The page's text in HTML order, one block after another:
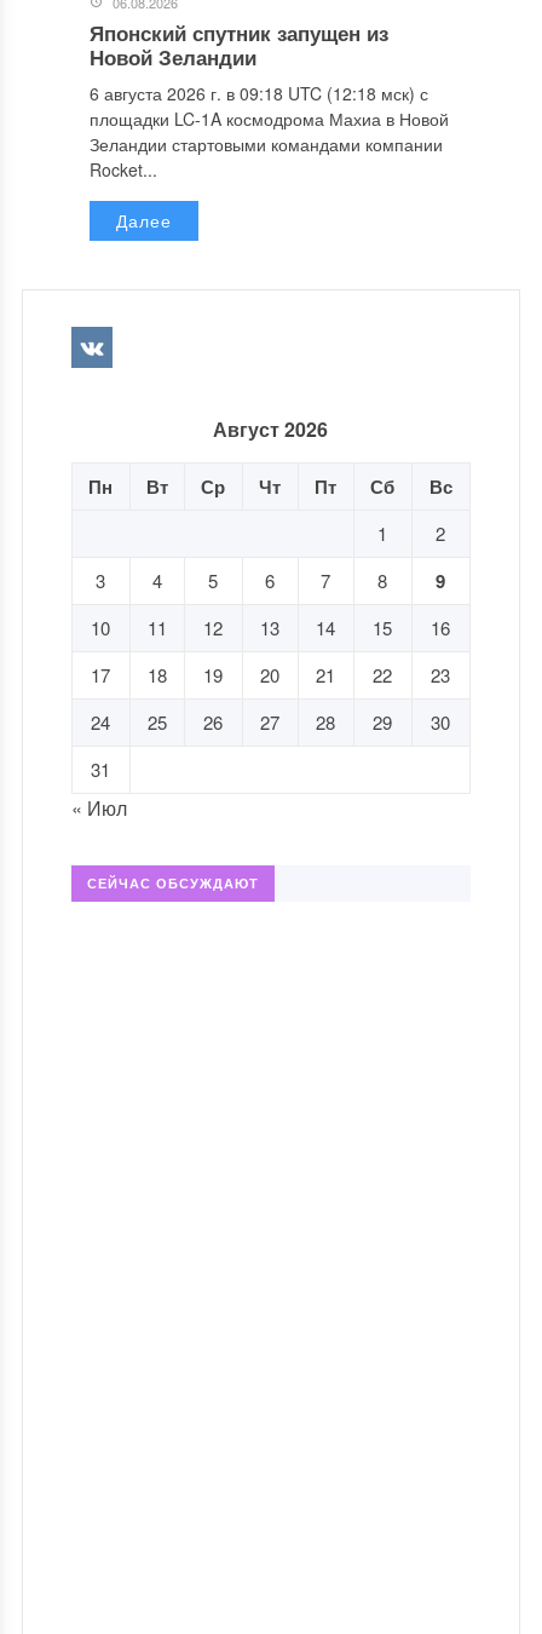
Японский спутник запущен из
Новой Зеландии
6 августа 2026 г. в 09:18 UTC (12:18 мск) с
площадки LC-1A космодрома Махиа в Новой
Зеландии стартовыми командами компании
Rocket...
Далее
Август 2026
Пн Вт Ср Чт Пт Сб Вс
1
2
3
4 5 6 7 8 9
10 11 12 13 14 15
16
17
18 19 20 21 22
23
24
25 26 27 28 29
30
31
« Июл
СЕЙЧАС ОБСУЖДАЮТ